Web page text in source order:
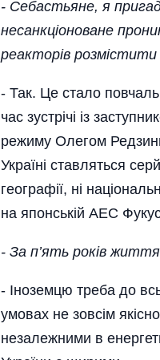
- Себастьяне, я
несанкціоноване
реакторів
- Так. Це стало
час зустрічі із
режиму Олегом
Україні ставляться
географії, ні
на японській АЕС
- За п’ять років
- Іноземцю треба до
умовах не зовсім
незалежними в